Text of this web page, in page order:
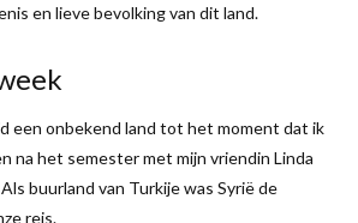
en lieve bevolking van dit land.
een onbekend land tot het moment dat ik
na het semester met mijn vriendin Linda
buurland van Turkije was Syrië de
reis.